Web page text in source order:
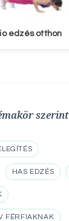
edzés otthon
szerint
HAS EDZÉS
FÉRFIAKNAK